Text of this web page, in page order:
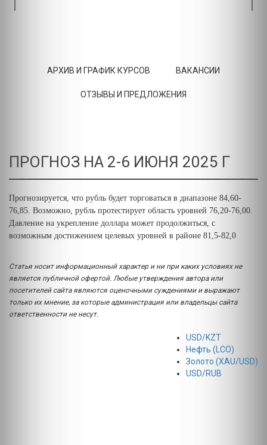
АРХИВ И ГРАФИК КУРСОВ ВАКАНСИИ
ОТЗЫВЫ И ПРЕДЛОЖЕНИЯ
ПРОГНОЗ НА 2-6 ИЮНЯ 2025 Г
Прогнозируется, что рубль будет торговаться в диапазоне 84,60-
76,85. Возможно, рубль протестирует область уровней 76,20-76,00.
Давление на укрепление доллара может продолжиться, с
возможным достижением целевых уровней в районе 81,5-82,0
Статья носит информационный характер и ни при каких условиях не
является публичной офертой. Любые утверждения автора или
посетителей сайта являются оценочными суждениями и выражают
только их мнение, за которые администрация или владельцы сайта
ответственности не несут.
USD/KZT
Нефть (LCO)
Золото (XAU/USD)
USD/RUB